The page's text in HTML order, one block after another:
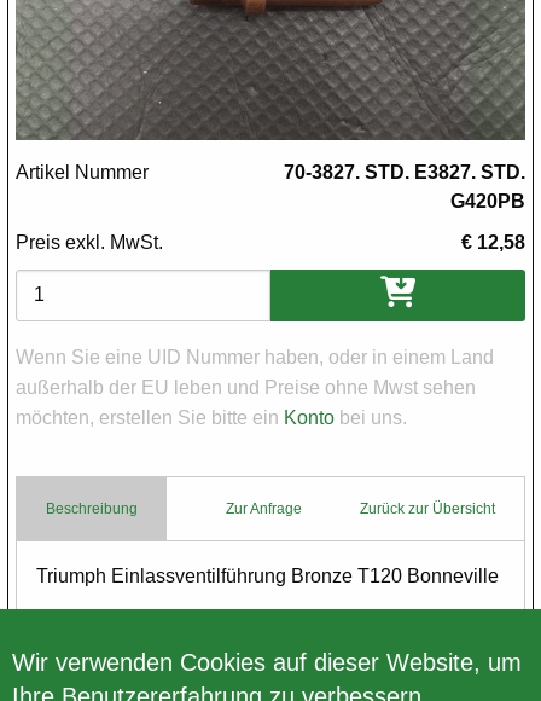
Artikel Nummer
70-3827. STD. E3827. STD.
G420PB
Preis exkl. MwSt.
€ 12,58
Varianten
Wenn Sie eine UID Nummer haben, oder in einem Land
außerhalb der EU leben und Preise ohne Mwst sehen
möchten, erstellen Sie bitte ein Konto bei uns.
Beschreibung Zurück zur Übersicht
Zur Anfrage
Body
Triumph Einlassventilführung Bronze T120 Bonneville
Wir verwenden Cookies auf dieser Website, um
Ihre Benutzererfahrung zu verbessern.